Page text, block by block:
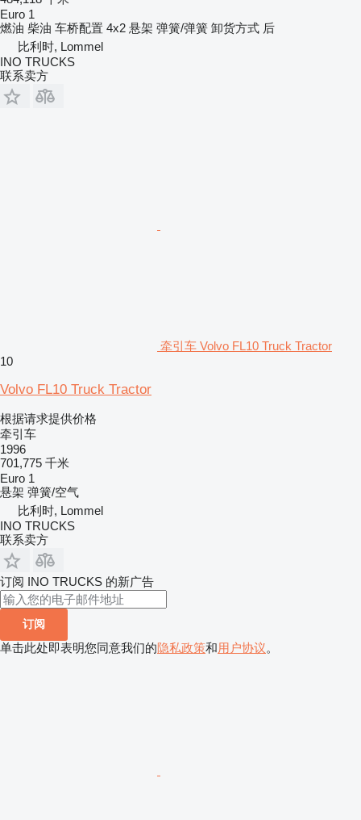
Euro 1
燃油 柴油 车桥配置 4x2 悬架 弹簧/弹簧 卸货方式 后
比利时, Lommel
INO TRUCKS
联系卖方
牵引车 Volvo FL10 Truck Tractor
10
Volvo FL10 Truck Tractor
根据请求提供价格
牵引车
1996
701,775 千米
Euro 1
悬架 弹簧/空气
比利时, Lommel
INO TRUCKS
联系卖方
订阅 INO TRUCKS 的新广告
订阅
单击此处即表明您同意我们的隐私政策和用户协议。